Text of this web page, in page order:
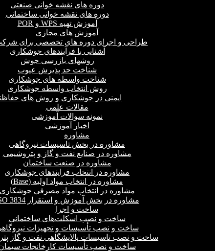
دوره های نقشه خوانی صنعتی
دوره های نقشه خوانی ساختمانی
آموزش تهیه WPS و POR
آموزش های مجازی
طراحی و اجرای دوره های تخصصی برای
آشنایی با فرآیندهای جوشکاری
روشهای بازرسی جوش
شناخت حد پذیرش عیوب
شناخت واسطه های جوشکاری
روش انتخاب واسطه جوشکاری
ایمنی در جوشکاری و روش های
مقالات علمی
نمونه سوالات آموزشی
اخبار آموزشی
مشاوره
مشاوره در بخش تاسیسات نیروگاهی
مشاوره در صنایع نفت و گاز و پتروشیمی
مشاوره در صنعت ساختمان
مشاوره در انتخاب فرایند‌های جوشکاری
مشاوره در انتخاب مواد اولیه (Base)
مشاوره در انتخاب مواد مصرفی
مشاوره در بخش آموزش و استقرار ISO 3834
ساخت و اجرا
ساخت و نصب اسکلت‌های ساختمانی
ساخت و نصب تأسیسات و تجهیزات
ساخت و نصب تاسیسات پالایشگاهی نفت و گاز
ساخت و نصب تأسیسات کارخانجات